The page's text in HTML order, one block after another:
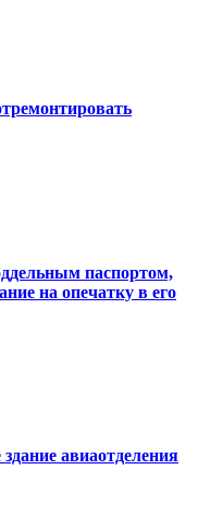
паспортом,
на опечатку в его
авиаотделения